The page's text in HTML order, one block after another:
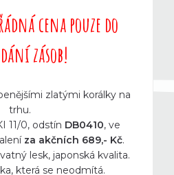
cena pouze do
zásob!
zlatými korálky na
trhu.
11/0, odstín DB0410, ve
za akčních 689,- Kč.
lesk, japonská kvalita.
která se neodmítá.